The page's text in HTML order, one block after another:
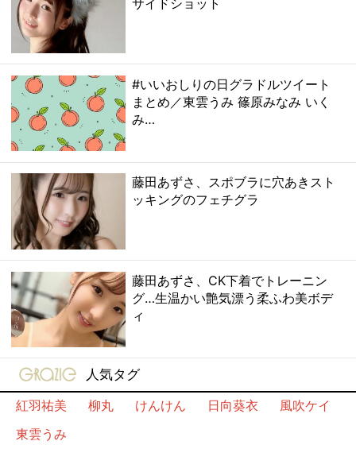
サイドショット
#いいおしりの日グラドルツイート
まとめ／東雲うみ 篠原みなみ いく
み…
藤田あずさ、スポブラに穴あきスト
ッキングのフェチグラ
藤田あずさ、CK下着でトレーニン
グ…生温かい艶気漂う柔ふわ美ボデ
ィ
gravure-grazie
人気タグ
紅羽祐美
柳丸 けんけん 日向葵衣
風吹ケイ
東雲うみ